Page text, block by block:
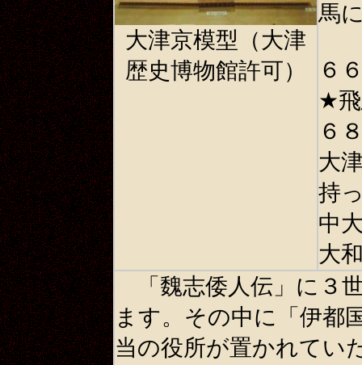
馬
６
★
６
大
持
中
大
大津京模型（大津
歴史博物館許可）
「魏志倭人伝」に３
ます。その中に「伊都
当の役所が置かれてい